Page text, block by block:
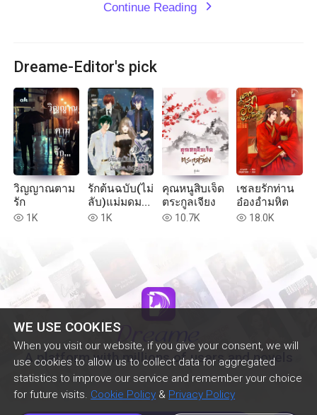
WE USE COOKIES
When you visit our website, if you give your consent, we will
use cookies to allow us to collect data for aggregated
statistics to improve our service and remember your choice
for future visits. Cookie Policy & Privacy Policy
Continue Reading expand_more
Dreame-Editor's pick
วิญญาณตาม
รัก
read 1K
รักต้นฉบับ(ไม่
ลับ)แม่มดมน
ตรา
read 1K
คุณหนูสิบเจ็ด
ตระกูลเจียง
read 10.7K
เชลยรักท่าน
อ๋องอำมหิต
read 18.0K
A platform with millions of users and novels